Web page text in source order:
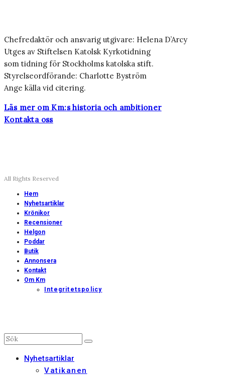
Chefredaktör och ansvarig utgivare: Helena D’Arcy
Utges av Stiftelsen Katolsk Kyrkotidning
som tidning för Stockholms katolska stift.
Styrelseordförande: Charlotte Byström
Ange källa vid citering.
Läs mer om Km:s historia och ambitioner
Kontakta oss
All Rights Reserved
Hem
Nyhetsartiklar
Krönikor
Recensioner
Helgon
Poddar
Butik
Annonsera
Kontakt
Om Km
Integritetspolicy
Nyhetsartiklar
Vatikanen